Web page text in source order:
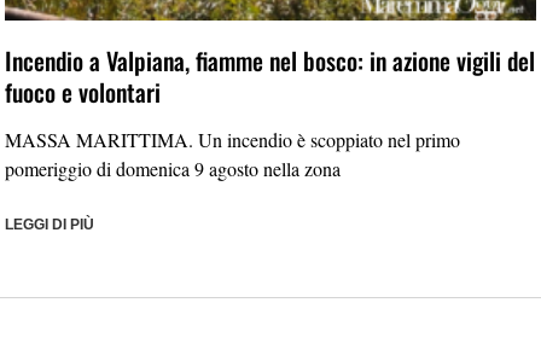
Incendio a Valpiana, fiamme nel bosco: in azione vigili del
fuoco e volontari
MASSA MARITTIMA. Un incendio è scoppiato nel primo
pomeriggio di domenica 9 agosto nella zona
LEGGI DI PIÙ